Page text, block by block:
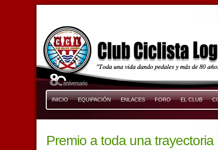
INICIO EQUIPACIÓN ENLACES FORO EL CLUB
Premio a toda una trayectoria